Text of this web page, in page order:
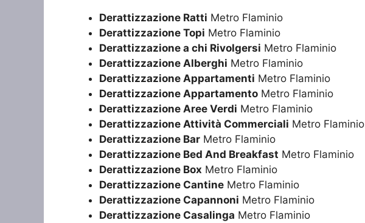
Derattizzazione Ratti Metro Flaminio
Derattizzazione Topi Metro Flaminio
Derattizzazione a chi Rivolgersi Metro Flaminio
Derattizzazione Alberghi Metro Flaminio
Derattizzazione Appartamenti Metro Flaminio
Derattizzazione Appartamento Metro Flaminio
Derattizzazione Aree Verdi Metro Flaminio
Derattizzazione Attività Commerciali Metro Flaminio
Derattizzazione Bar Metro Flaminio
Derattizzazione Bed And Breakfast Metro Flaminio
Derattizzazione Box Metro Flaminio
Derattizzazione Cantine Metro Flaminio
Derattizzazione Capannoni Metro Flaminio
Derattizzazione Casalinga Metro Flaminio